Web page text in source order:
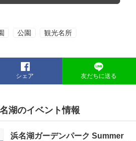
公園 観光名所
シェア 友だちに送る
湖のイベント情報
浜名湖ガーデンパーク Summer